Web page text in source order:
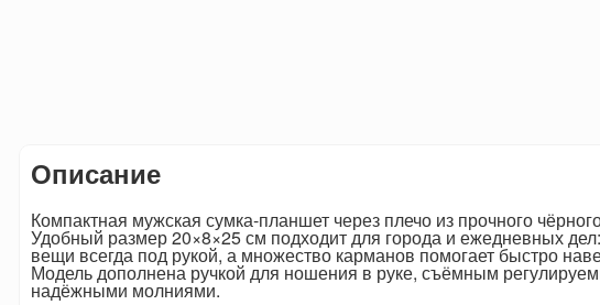
Описание
Компактная мужская сумка-планшет через плечо из прочного
Удобный размер 20×8×25 см подходит для города и ежедневных
вещи всегда под рукой, а множество карманов помогает быстро
Модель дополнена ручкой для ношения в руке, съёмным
надёжными молниями.